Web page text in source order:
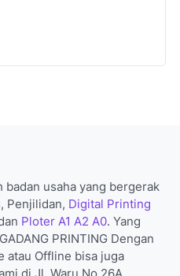
badan usaha yang bergerak
, Penjilidan, Digital Printing
Ploter A1 A2 A0. Yang
PRINTING Dengan
atau Offline bisa juga